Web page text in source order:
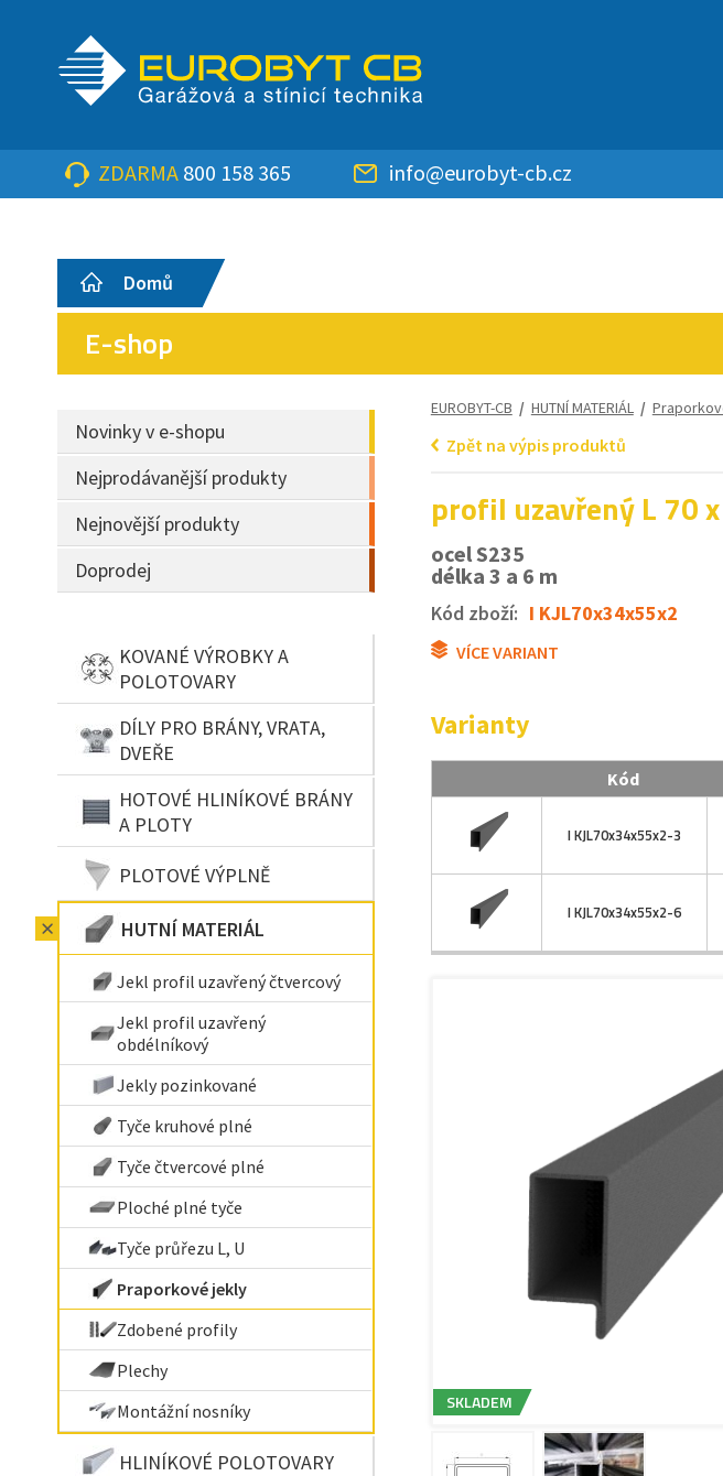
ZDARMA 800 158 365 info@eurobyt-cb.cz
Domů
E-shop
Novinky v e-shopu
Nejprodávanější produkty
Nejnovější produkty
Doprodej
KOVANÉ VÝROBKY A
POLOTOVARY
DÍLY PRO BRÁNY, VRATA,
DVEŘE
HOTOVÉ HLINÍKOVÉ BRÁNY
A PLOTY
PLOTOVÉ VÝPLNĚ
HUTNÍ MATERIÁL
Jekl profil uzavřený čtvercový
Jekl profil uzavřený
obdélníkový
Jekly pozinkované
Tyče kruhové plné
Tyče čtvercové plné
Ploché plné tyče
Tyče průřezu L, U
Praporkové jekly
Zdobené profily
Plechy
Montážní nosníky
HLINÍKOVÉ POLOTOVARY
EUROBYT-CB / HUTNÍ MATERIÁL/
Zpět na výpis produktů
profil uzavřený L 70
ocel S235
délka 3 a 6 m
Kód zboží: I KJL70x34x55x2
VÍCE VARIANT
Varianty
Kód
I KJL70x34x55x2-3
I KJL70x34x55x2-6
SKLADEM